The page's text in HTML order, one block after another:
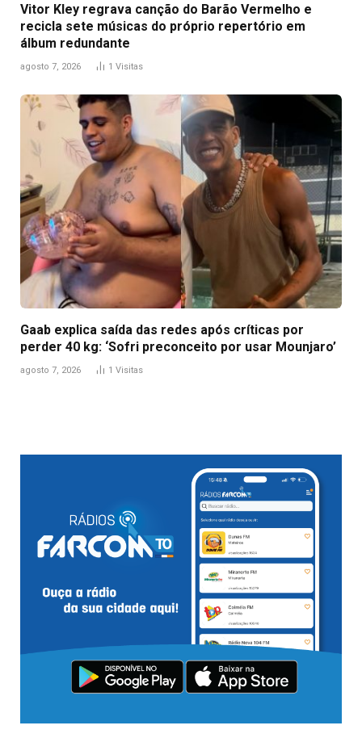
Vitor Kley regrava canção do Barão Vermelho e
recicla sete músicas do próprio repertório em
álbum redundante
agosto 7, 2026 1 Visitas
Gaab explica saída das redes após críticas por
perder 40 kg: ‘Sofri preconceito por usar Mounjaro’
agosto 7, 2026 1 Visitas